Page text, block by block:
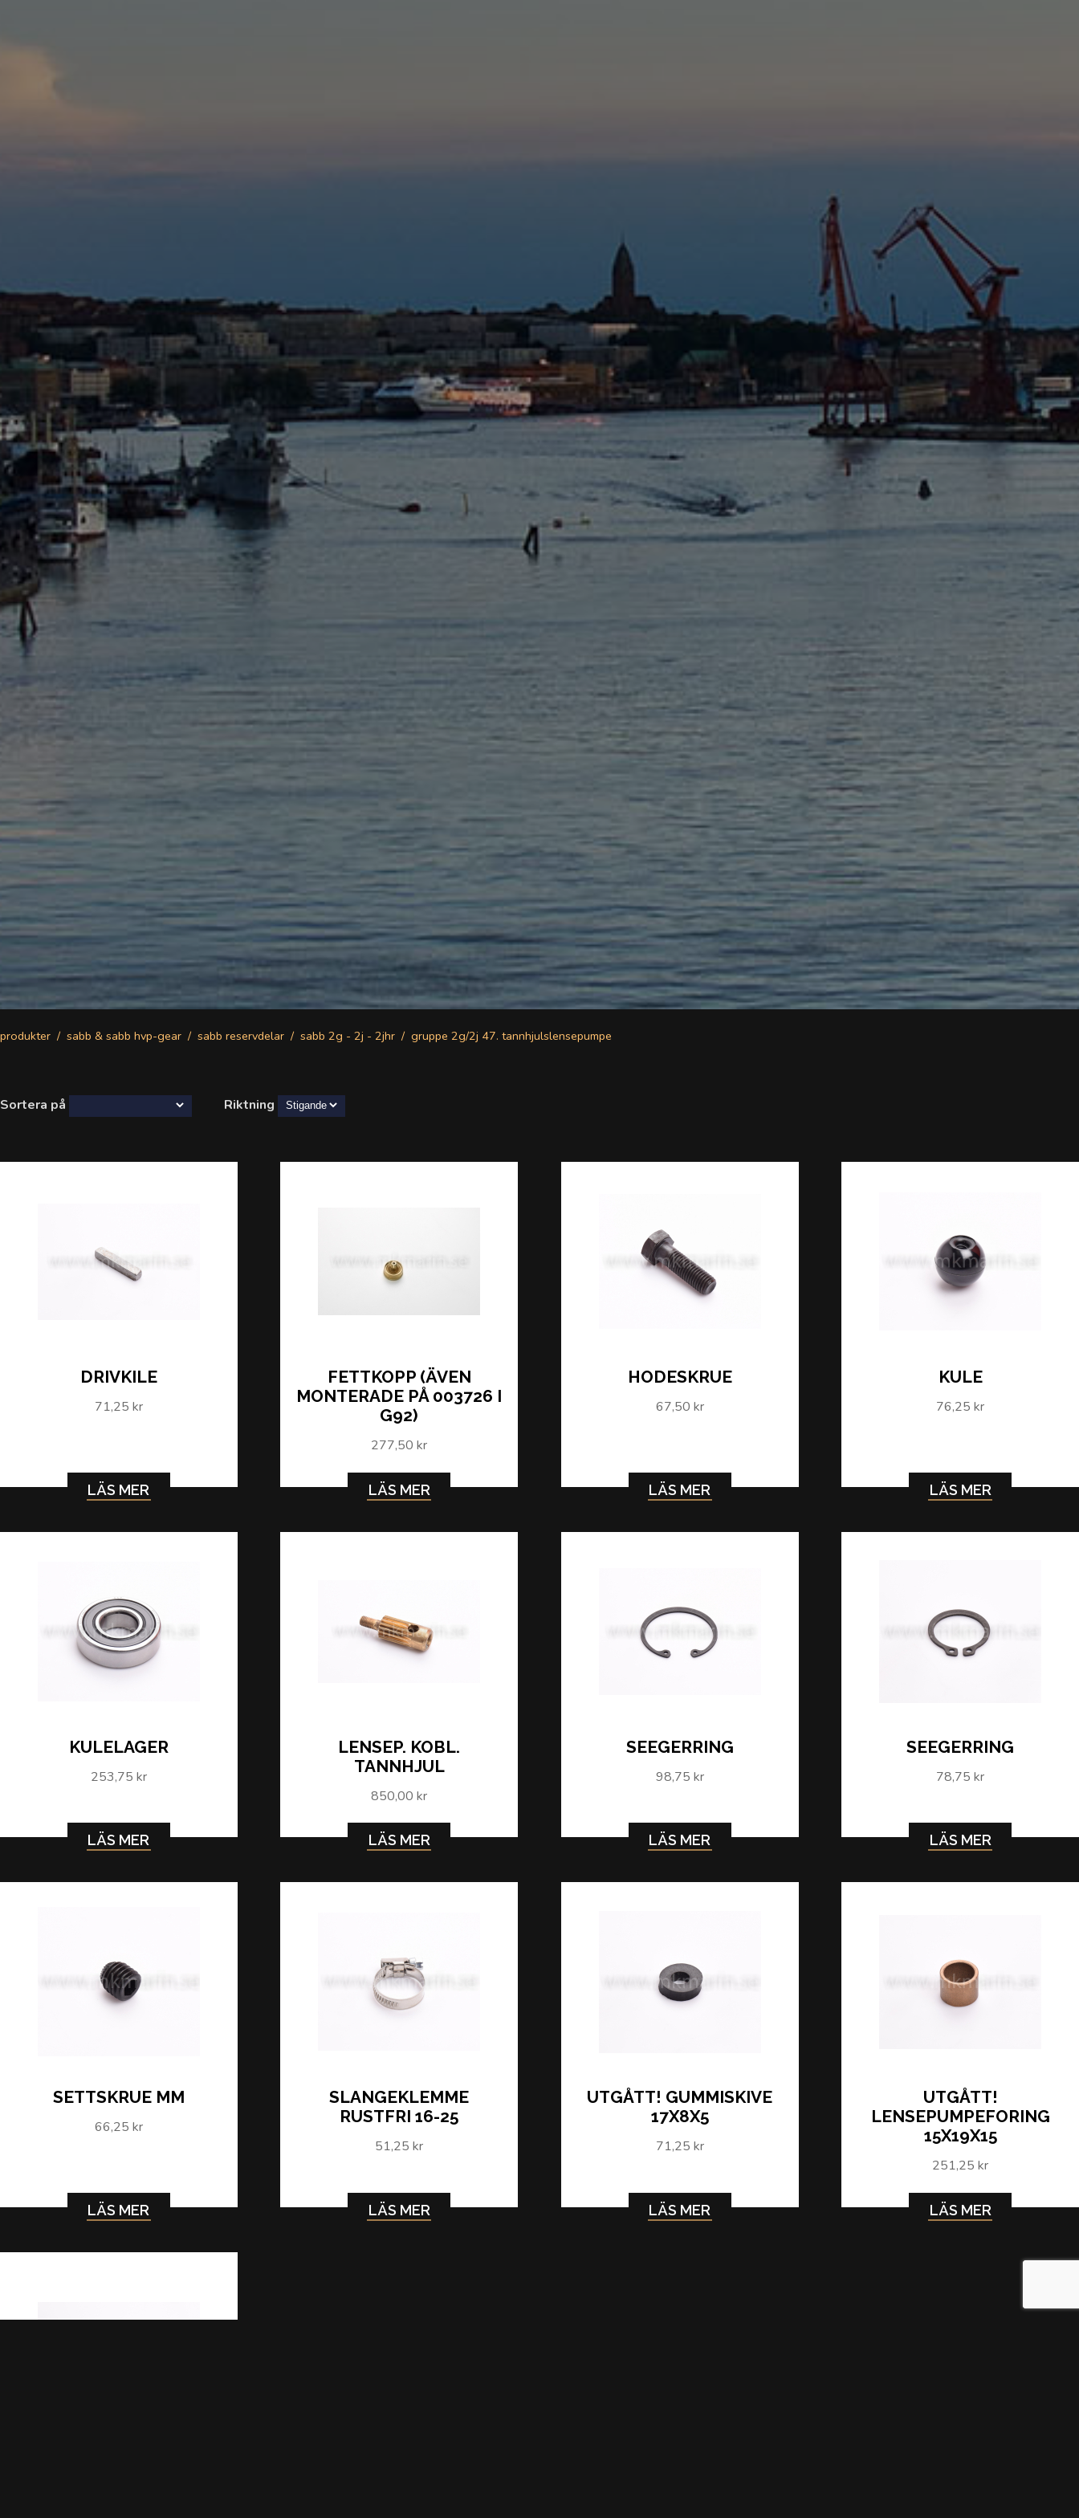
produkter sabb & sabb hvp-gear sabb reservdelar sabb 2g - 2j - 2jhr gruppe 2g/2j 47. tannhjulslensepumpe
Sortera på Riktning
DRIVKILE
71,25 kr
LÄS MER
FETTKOPP (ÄVEN
MONTERADE PÅ 003726 I
G92)
277,50 kr
LÄS MER
HODESKRUE
67,50 kr
LÄS MER
KULE
76,25 kr
LÄS MER
KULELAGER
253,75 kr
LÄS MER
LENSEP. KOBL.
TANNHJUL
850,00 kr
LÄS MER
SEEGERRING
98,75 kr
LÄS MER
SEEGERRING
78,75 kr
LÄS MER
SETTSKRUE MM
66,25 kr
LÄS MER
SLANGEKLEMME
RUSTFRI 16-25
51,25 kr
LÄS MER
UTGÅTT! GUMMISKIVE
17X8X5
71,25 kr
LÄS MER
UTGÅTT!
LENSEPUMPEFORING
15X19X15
251,25 kr
LÄS MER